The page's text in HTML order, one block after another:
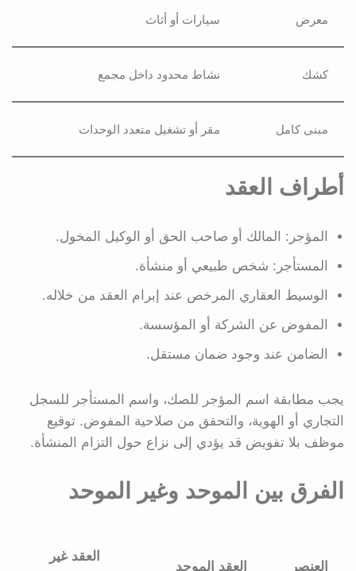
معرض سيارات أو أثاث
كشك نشاط محدود داخل مجمع
مبنى كامل مقر أو تشغيل متعدد الوحدات
أطراف العقد
المؤجر: المالك أو صاحب الحق أو الوكيل المخول.
المستأجر: شخص طبيعي أو منشأة.
الوسيط العقاري المرخص عند إبرام العقد من خلاله.
المفوض عن الشركة أو المؤسسة.
الضامن عند وجود ضمان مستقل.
يجب مطابقة اسم المؤجر للصك، واسم المستأجر للسجل
التجاري أو الهوية، والتحقق من صلاحية المفوض. توقيع
موظف بلا تفويض قد يؤدي إلى نزاع حول التزام المنشأة.
الفرق بين الموحد وغير الموحد
العنصر العقد الموحد
العقد غير